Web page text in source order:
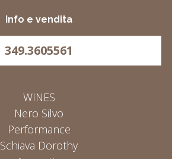
Info e vendita
349.3605561
WINES
Nero Silvo
Performance
Schiava Dorothy